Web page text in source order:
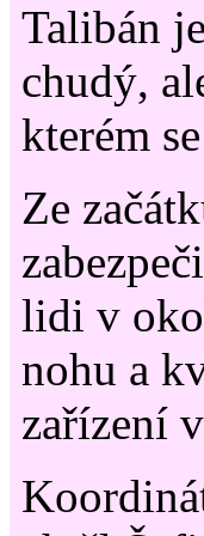
Talibán
chudý,
kterém
Ze
lidi v
nohu a
zařízení